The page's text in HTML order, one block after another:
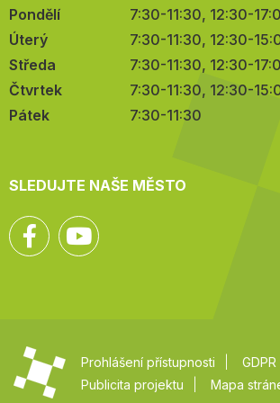
Pondělí
7:30-11:30, 12:30-
Úterý
7:30-11:30, 12:30-
Středa
7:30-11:30, 12:30-
Čtvrtek
7:30-11:30, 12:30-
Pátek
7:30-11:30
SLEDUJTE NAŠE MĚSTO
Facebook
Prohlášení přístupnosti
GDPR
Publicita projektu
Mapa